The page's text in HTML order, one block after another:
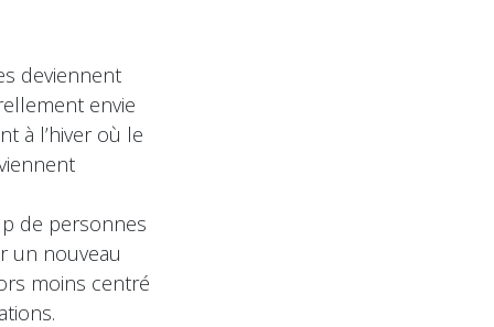
deviennent
envie
à l’hiver où le
de personnes
un nouveau
moins centré